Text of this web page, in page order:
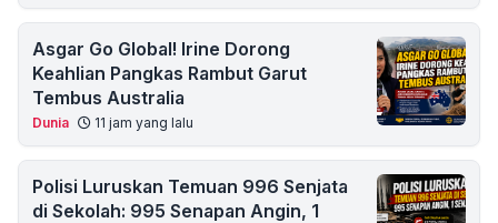
Asgar Go Global! Irine Dorong
Keahlian Pangkas Rambut Garut
Tembus Australia
Dunia 11 jam yang lalu
Polisi Luruskan Temuan 996 Senjata
di Sekolah: 995 Senapan Angin, 1